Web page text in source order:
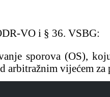
VO i § 36. VSBG:
sporova (OS),
vijećem za